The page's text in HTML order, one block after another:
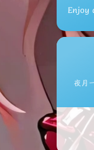
Enjoy
夜月